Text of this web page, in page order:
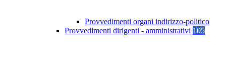
Provvedimenti organi indirizzo-politico
Provvedimenti dirigenti - amministrativi 105